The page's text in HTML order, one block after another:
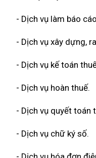
- Dịch vụ làm báo
- Dịch vụ xây dựng,
- Dịch vụ kế toán
- Dịch vụ hoàn thuế.
- Dịch vụ quyết toán
- Dịch vụ chữ ký số.